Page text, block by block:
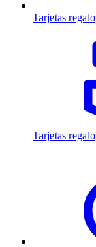
Tarjetas regalo
Tarjetas regalo